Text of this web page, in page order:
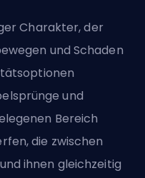
Charakter, der
und Schaden
und
Bereich
die zwischen
ihnen gleichzeitig